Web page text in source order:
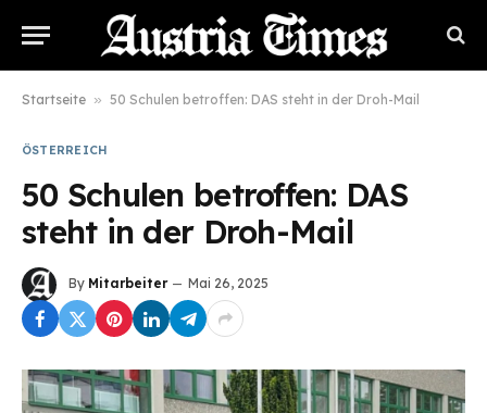
Startseite » 50 Schulen betroffen: DAS steht in der Droh-Mail
ÖSTERREICH
50 Schulen betroffen: DAS
steht in der Droh-Mail
By Mitarbeiter Mai 26, 2025